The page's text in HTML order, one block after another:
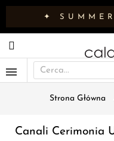
✦
Strona Główna
Canali Cerimonia